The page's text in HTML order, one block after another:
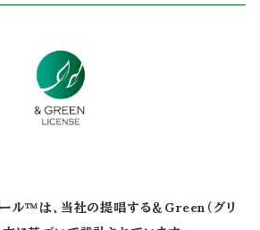
ール™は、当社の提唱する＆Green（グリ